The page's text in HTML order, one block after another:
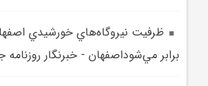
برابر مي‌شوداصفهان - خبرنگار